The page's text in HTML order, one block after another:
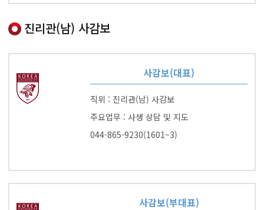
진리관(남) 사감보
사감보(대표)
직위 : 진리관(남) 사감보
주요업무 : 사생 상담 및 지도
044-865-9230(1601~3)
사감보(부대표)